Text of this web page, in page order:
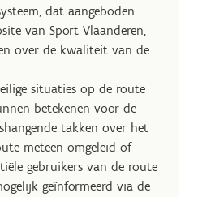
dat aangeboden
van Sport Vlaanderen,
over de kwaliteit van de
situaties op de route
betekenen voor de
takken over het
meteen omgeleid of
gebruikers van de route
geïnformeerd via de